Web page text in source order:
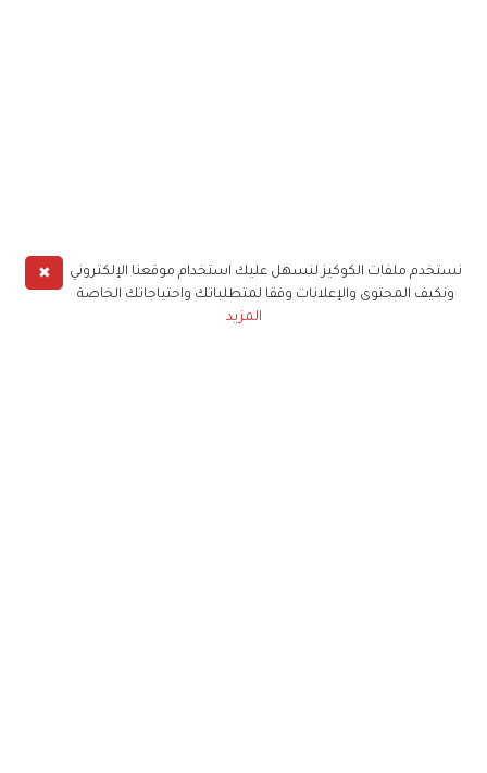
✖
نستخدم ملفات الكوكيز لنسهل عليك استخدام موقعنا الإلكتروني
ونكيف المحتوى والإعلانات وفقا لمتطلباتك واحتياجاتك الخاصة
المزيد